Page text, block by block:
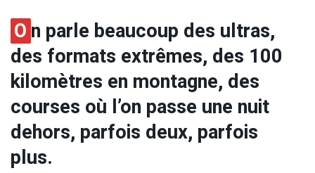
O n parle beaucoup des ultras,
des formats extrêmes, des 100
kilomètres en montagne, des
courses où l’on passe une nuit
dehors, parfois deux, parfois
plus.